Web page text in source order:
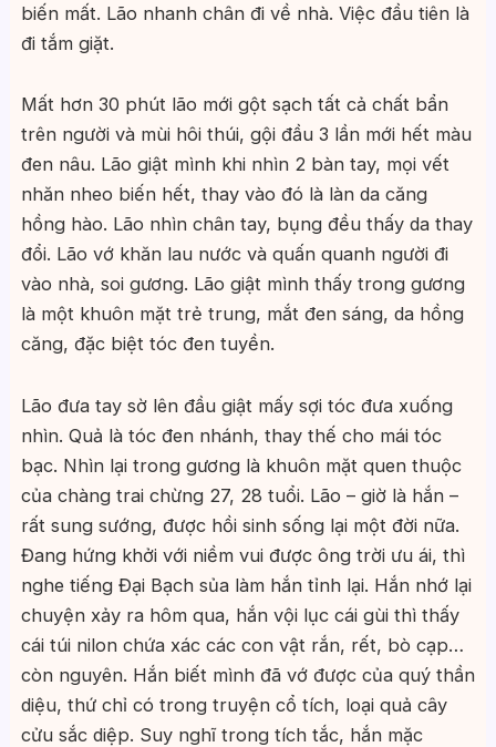
biến mất. Lão nhanh chân đi về nhà. Việc đầu tiên là
đi tắm giặt.
Mất hơn 30 phút lão mới gột sạch tất cả chất bẩn
trên người và mùi hôi thúi, gội đầu 3 lần mới hết màu
đen nâu. Lão giật mình khi nhìn 2 bàn tay, mọi vết
nhăn nheo biến hết, thay vào đó là làn da căng
hồng hào. Lão nhìn chân tay, bụng đều thấy da thay
đổi. Lão vớ khăn lau nước và quấn quanh người đi
vào nhà, soi gương. Lão giật mình thấy trong gương
là một khuôn mặt trẻ trung, mắt đen sáng, da hồng
căng, đặc biệt tóc đen tuyền.
Lão đưa tay sờ lên đầu giật mấy sợi tóc đưa xuống
nhìn. Quả là tóc đen nhánh, thay thế cho mái tóc
bạc. Nhìn lại trong gương là khuôn mặt quen thuộc
của chàng trai chừng 27, 28 tuổi. Lão – giờ là hắn –
rất sung sướng, được hồi sinh sống lại một đời nữa.
Đang hứng khởi với niềm vui được ông trời ưu ái, thì
nghe tiếng Đại Bạch sủa làm hắn tỉnh lại. Hắn nhớ lại
chuyện xảy ra hôm qua, hắn vội lục cái gùi thì thấy
cái túi nilon chứa xác các con vật rắn, rết, bò cạp…
còn nguyên. Hắn biết mình đã vớ được của quý thần
diệu, thứ chỉ có trong truyện cổ tích, loại quả cây
cửu sắc diệp. Suy nghĩ trong tích tắc, hắn mặc